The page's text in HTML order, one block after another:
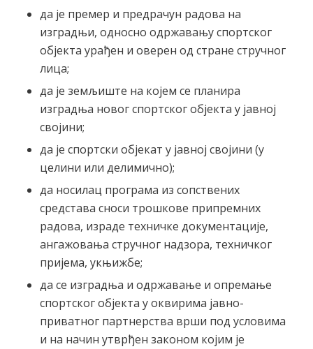
да је премер и предрачун радова на
изградњи, односно одржавању спортског
објекта урађен и оверен од стране стручног
лица;
да је земљиште на којем се планира
изградња новог спортског објекта у јавној
својини;
да је спортски објекат у јавној својини (у
целини или делимично);
да носилац програма из сопствених
средстава сноси трошкове припремних
радова, израде техничке документације,
ангажовања стручног надзора, техничког
пријема, укњижбе;
да се изградња и одржавање и опремање
спортског објекта у оквирима јавно-
приватног партнерства врши под условима
и на начин утврђен законом којим је